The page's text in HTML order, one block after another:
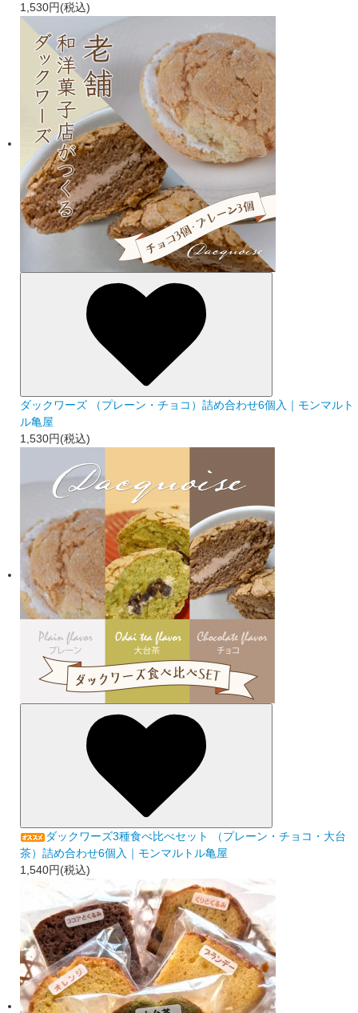
1,530円(税込)
ダックワーズ （プレーン・チョコ）詰め合わせ6個入｜モンマルト
ル亀屋
1,530円(税込)
ダックワーズ3種食べ比べセット （プレーン・チョコ・大台
茶）詰め合わせ6個入｜モンマルトル亀屋
1,540円(税込)